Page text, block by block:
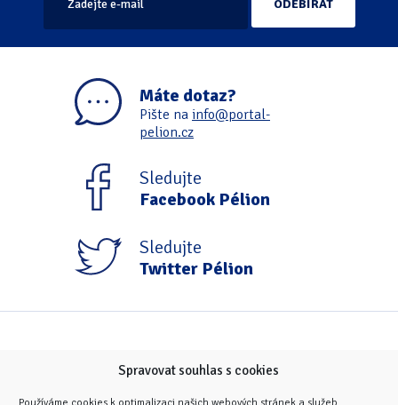
Spravovat souhlas s cookies
Máte dotaz?
Pište na info@portal-
pelion.cz
Sledujte
Facebook Pélion
Sledujte
Twitter Pélion